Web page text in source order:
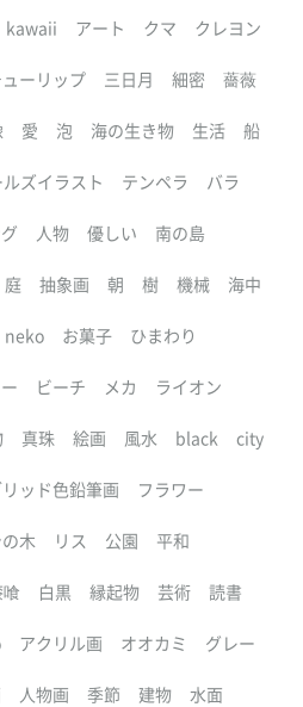
kawaii アート クマ クレヨン
ーリップ 三日月 細密 薔薇
愛 泡 海の生き物 生活 船
ズイラスト テンペラ バラ
人物 優しい 南の島
庭 抽象画 朝 樹 機械 海中
neko お菓子 ひまわり
ビーチ メカ ライオン
真珠 絵画 風水 black city
ッド色鉛筆画 フラワー
木 リス 公園 平和
白黒 縁起物 芸術 読書
アクリル画 オオカミ グレー
人物画 季節 建物 水面